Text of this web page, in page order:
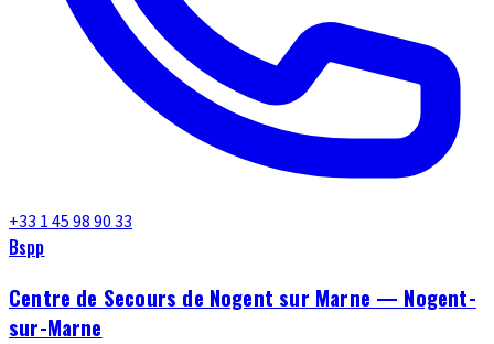
+33 1 45 98 90 33
Bspp
Centre de Secours de Nogent sur Marne — Nogent-
sur-Marne